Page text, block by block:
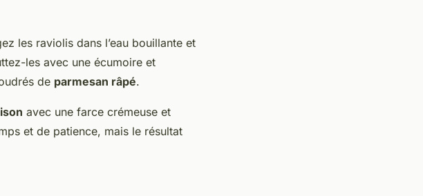
les raviolis dans l’eau bouillante et
les avec une écumoire et
de parmesan râpé.
avec une farce crémeuse et
et de patience, mais le résultat